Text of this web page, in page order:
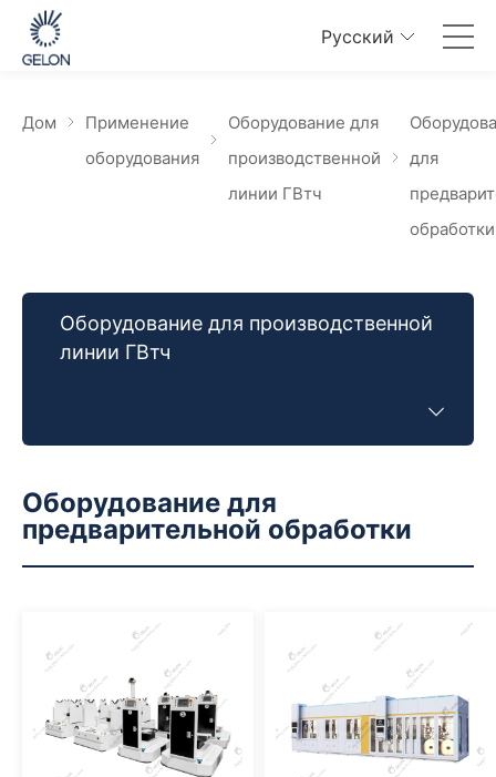
Pусский
Дом
Применение
оборудования
Оборудование для
производственной
линии ГВтч
для
обработки
Оборудование для производственной
линии ГВтч
Оборудование для
предварительной обработки